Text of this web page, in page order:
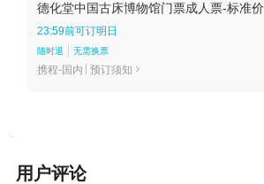
德化堂中国古床博物馆门票成人票-标准价
23:59前可订明日
随时退 无需换票
携程-国内 预订须知 
用户评论